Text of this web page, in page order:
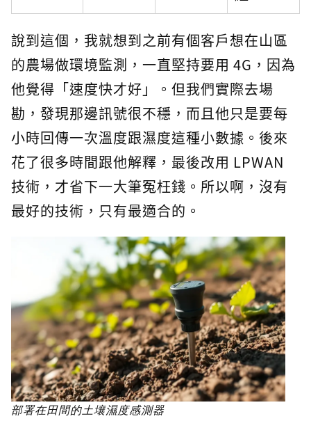
說到這個，我就想到之前有個客戶想在山區
的農場做環境監測，一直堅持要用 4G，因為
他覺得「速度快才好」。但我們實際去場
勘，發現那邊訊號很不穩，而且他只是要每
小時回傳一次溫度跟濕度這種小數據。後來
花了很多時間跟他解釋，最後改用 LPWAN
技術，才省下一大筆冤枉錢。所以啊，沒有
最好的技術，只有最適合的。
部署在田間的土壤濕度感測器